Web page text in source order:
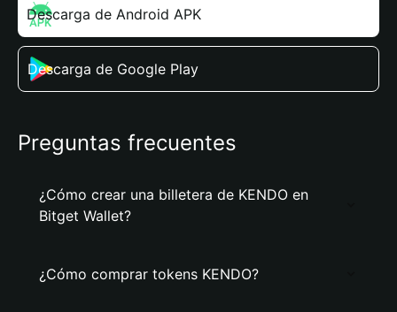
Descarga de Android APK
Descarga de Google Play
Preguntas frecuentes
¿Cómo crear una billetera de KENDO en
Bitget Wallet?
¿Cómo comprar tokens KENDO?